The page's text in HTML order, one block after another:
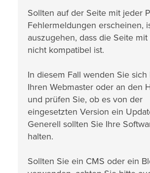
Sollten auf der Seite mit jeder
Fehlermeldungen erscheinen,
auszugehen, dass die Seite mit
nicht kompatibel ist.
In diesem Fall wenden Sie sich
Ihren Webmaster oder an den
und prüfen Sie, ob es von der
eingesetzten Version ein
Generell sollten Sie Ihre
halten.
Sollten Sie ein CMS oder ein